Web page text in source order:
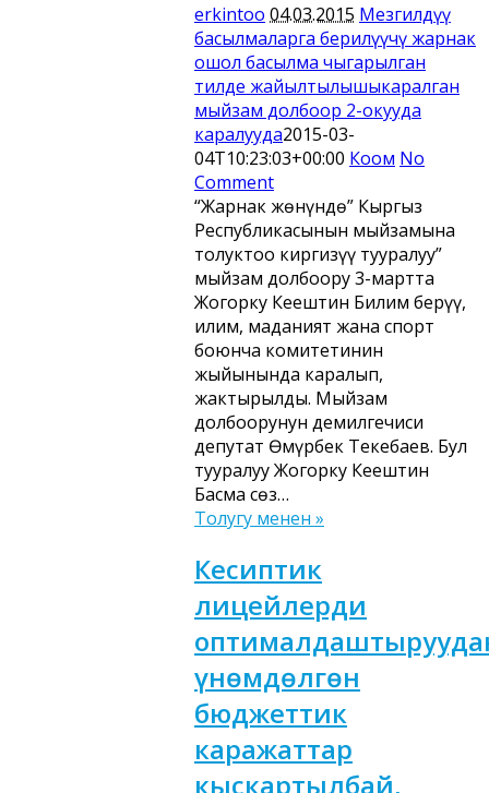
erkintoo 04.03.2015 Мезгилдүү
басылмаларга берилүүчү жарнак
ошол басылма чыгарылган
тилде жайылтылышыкаралган
мыйзам долбоор 2-окууда
каралууда2015-03-
04T10:23:03+00:00 Коом No
Comment
“Жарнак жөнүндө” Кыргыз
Республикасынын мыйзамына
толуктоо киргизүү тууралуу”
мыйзам долбоору 3-мартта
Жогорку Кеңештин Билим берүү,
илим, маданият жана спорт
боюнча комитетинин
жыйынында каралып,
жактырылды. Мыйзам
долбоорунун демилгечиси
депутат Өмүрбек Текебаев. Бул
тууралуу Жогорку Кеңештин
Басма сөз…
Толугу менен »
Кесиптик
лицейлерди
үнөмдөлгөн
бюджеттик
каражаттар
кыскартылбай,